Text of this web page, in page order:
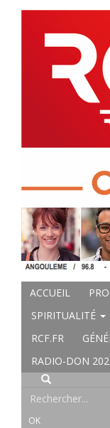
ACCUEIL
SPIRITUALITÉ
RCF.FR
RADIO-DON